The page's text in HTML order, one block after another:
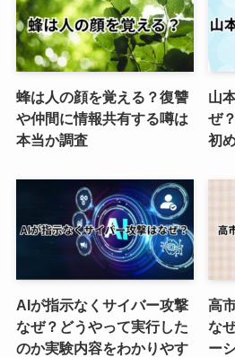
蜂は人の顔を覚える？復讐
や仲間に情報共有する噂は
本当か調査
山
ぜ
初
AIが指示なくサイバー攻撃
なぜ？どうやって実行した
のか実験内容をわかりやす
高
な
ー